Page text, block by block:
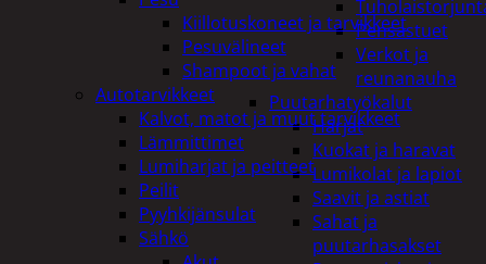
Pensastuet
Verkot ja
reunanauha
Puutarhatyökalut
Harjat
Kuokat ja haravat
Lumikolat ja lapiot
Saavit ja astiat
Sahat ja
puutarhasakset
Kiillotuskoneet ja tarvikkeet
Pesuvälineet
Shampoot ja vahat
Autotarvikkeet
Kalvot, matot ja muut tarvikkeet
Lämmittimet
Lumiharjat ja peitteet
Peilit
Pyyhkijänsulat
Sähkö